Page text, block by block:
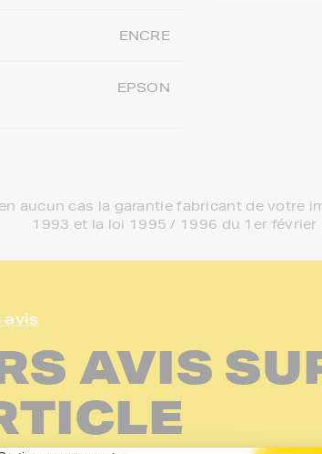
ENCRE
EPSON
aucun cas la garantie fabricant de votre
1993 et la loi 1995 / 1996 du 1er février
avis
AVIS